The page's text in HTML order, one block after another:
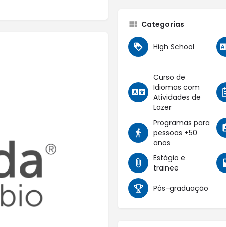
Categorias
High School
Curso de
Idiomas com
Atividades de
Lazer
Programas para
pessoas +50
anos
Estágio e
trainee
Pós-graduação